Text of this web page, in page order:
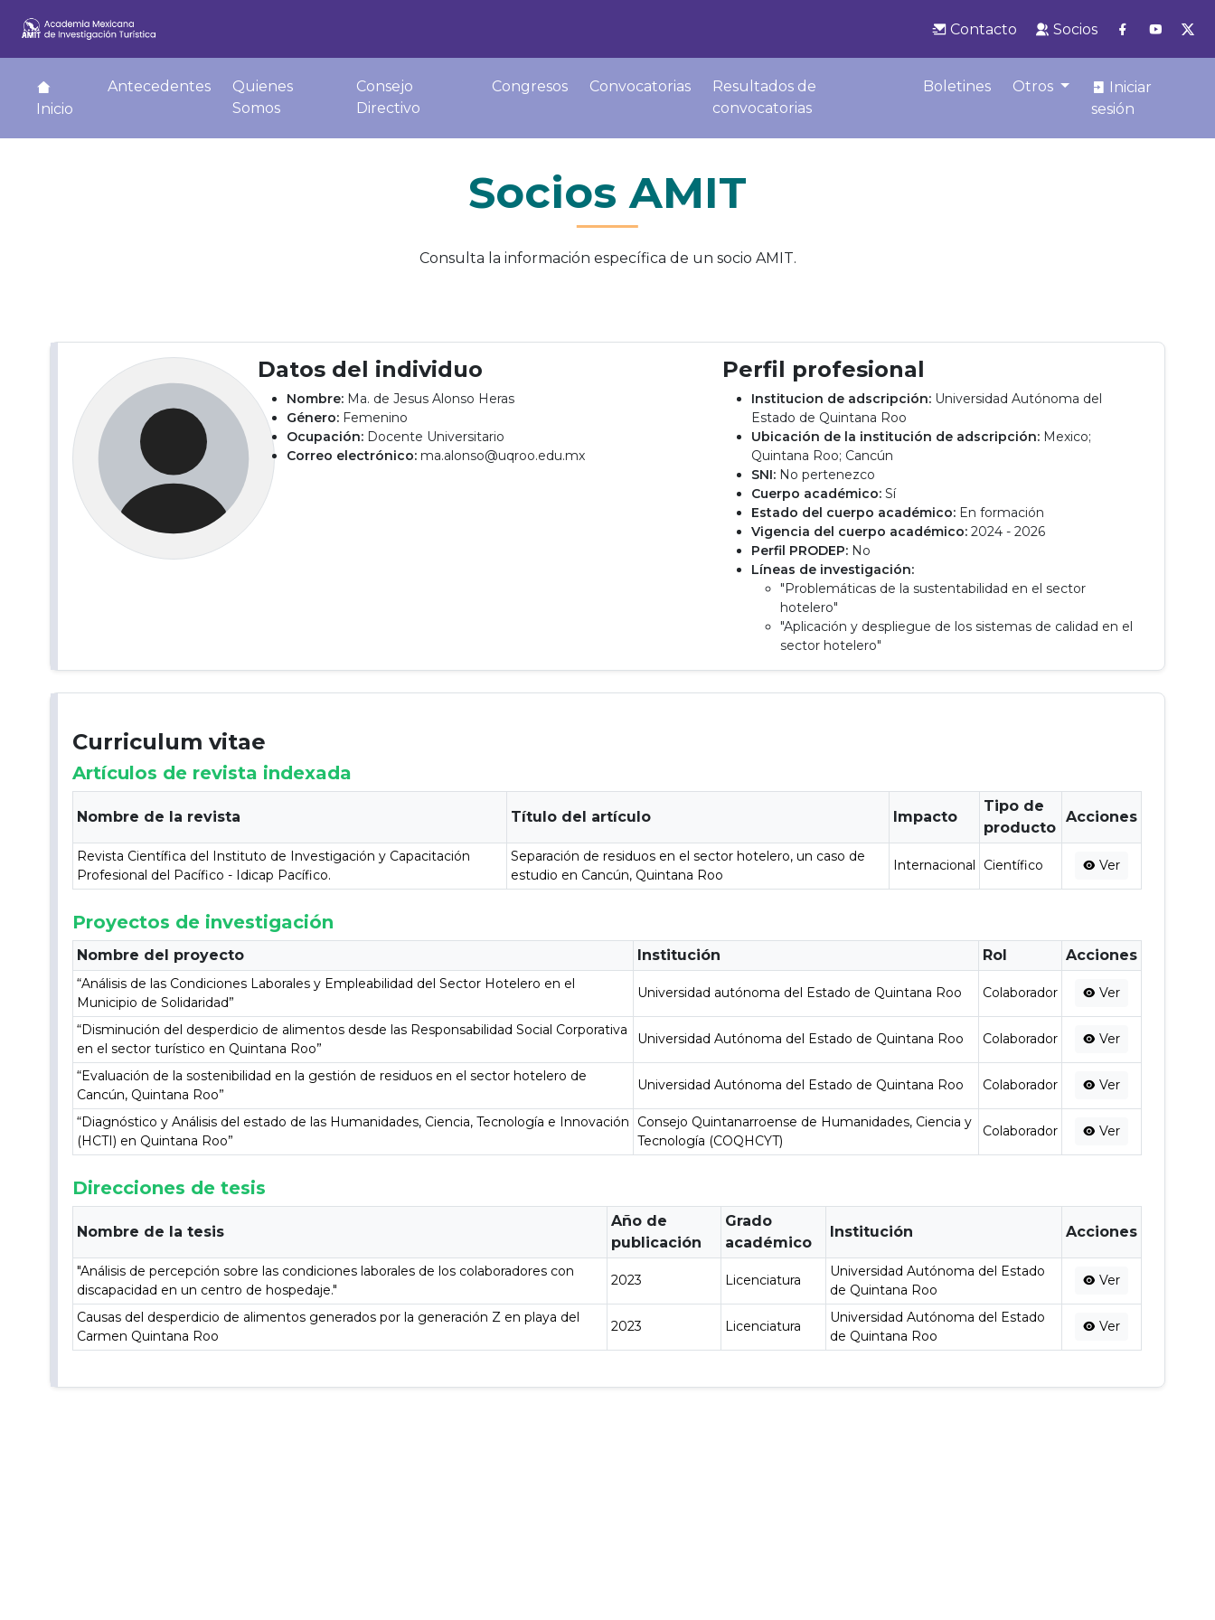
Contacto Socios
Inicio
Antecedentes
Quienes
Somos
Consejo
Directivo
Congresos Convocatorias
Resultados de
convocatorias
Boletines Otros
Iniciar
sesión
Socios AMIT
Consulta la información específica de un socio AMIT.
Datos del individuo
Nombre: Ma. de Jesus Alonso Heras
Género: Femenino
Ocupación: Docente Universitario
Correo electrónico: ma.alonso@uqroo.edu.mx
Perfil profesional
Institucion de adscripción:Universidad Autónoma del
Estado de Quintana Roo
Ubicación de la institución de adscripción:Mexico;
Quintana Roo; Cancún
SNI:No pertenezco
Cuerpo académico:Sí
Estado del cuerpo académico:En formación
Vigencia del cuerpo académico:2024 - 2026
Perfil PRODEP:No
Líneas de investigación:
"Problemáticas de la sustentabilidad en el sector
hotelero"
"Aplicación y despliegue de los sistemas de calidad en el
sector hotelero"
Curriculum vitae
Artículos de revista indexada
Nombre de la revista Título del artículo Impacto
Tipo de
producto
Acciones
Revista Científica del Instituto de Investigación y Capacitación
Profesional del Pacífico - Idicap Pacífico.
Separación de residuos en el sector hotelero, un caso de
estudio en Cancún, Quintana Roo
Internacional Científico Ver
Proyectos de investigación
Nombre del proyecto Institución Rol Acciones
“Análisis de las Condiciones Laborales y Empleabilidad del Sector Hotelero en el
Municipio de Solidaridad”
Universidad autónoma del Estado de Quintana Roo Colaborador Ver
“Disminución del desperdicio de alimentos desde las Responsabilidad Social Corporativa
en el sector turístico en Quintana Roo”
Universidad Autónoma del Estado de Quintana Roo Colaborador Ver
“Evaluación de la sostenibilidad en la gestión de residuos en el sector hotelero de
Cancún, Quintana Roo”
Universidad Autónoma del Estado de Quintana Roo Colaborador Ver
“Diagnóstico y Análisis del estado de las Humanidades, Ciencia, Tecnología e Innovación
(HCTI) en Quintana Roo”
Consejo Quintanarroense de Humanidades, Ciencia y
Tecnología (COQHCYT)
Colaborador Ver
Direcciones de tesis
Nombre de la tesis
Año de
publicación
Grado
académico
Institución Acciones
"Análisis de percepción sobre las condiciones laborales de los colaboradores con
discapacidad en un centro de hospedaje."
2023 Licenciatura
Universidad Autónoma del Estado
de Quintana Roo
Ver
Causas del desperdicio de alimentos generados por la generación Z en playa del
Carmen Quintana Roo
2023 Licenciatura
Universidad Autónoma del Estado
de Quintana Roo
Ver